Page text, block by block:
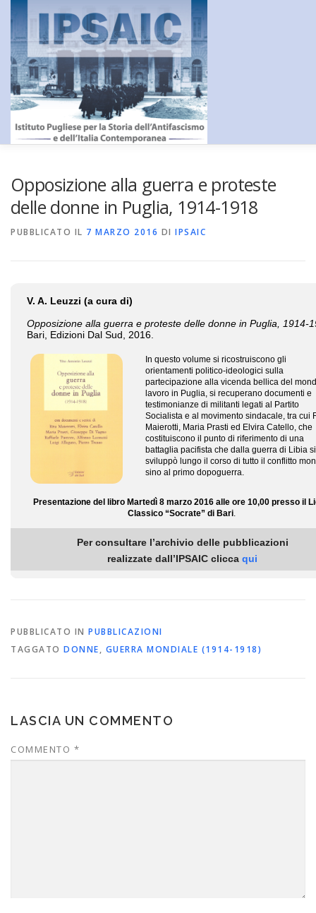
Passa
Opposizione alla guerra e proteste
delle donne in Puglia, 1914-1918
PUBBLICATO IL 7 MARZO 2016 DI IPSAIC
Per consultare l’archivio delle pubblicazioni
realizzate dall’IPSAIC clicca qui
V. A. Leuzzi (a cura di)
Opposizione alla guerra e proteste delle donne in Puglia, 1914-
Bari, Edizioni Dal Sud, 2016.
In questo volume si ricostruiscono gli
orientamenti politico-ideologici sulla
partecipazione alla vicenda bellica del
lavoro in Puglia, si recuperano documenti e
testimonianze di militanti legati al Partito
Socialista e al movimento sindacale, tra cui
Maierotti, Maria Prasti ed Elvira Catello, che
costituiscono il punto di riferimento di una
battaglia pacifista che dalla guerra di Libia si
sviluppò lungo il corso di tutto il conflitto
sino al primo dopoguerra.
Presentazione del libro Martedì 8 marzo 2016 alle ore 10,00 presso il
Classico “Socrate” di Bari.
PUBBLICATO IN PUBBLICAZIONI
TAGGATO DONNE, GUERRA MONDIALE (1914-1918)
LASCIA UN COMMENTO
COMMENTO *